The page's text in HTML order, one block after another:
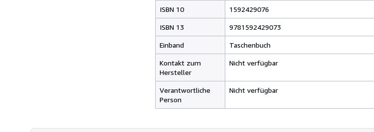
ISBN 10 1592429076
ISBN 13 9781592429073
Einband Taschenbuch
Kontakt zum
Hersteller
Nicht verfügbar
Verantwortliche
Person
Nicht verfügbar